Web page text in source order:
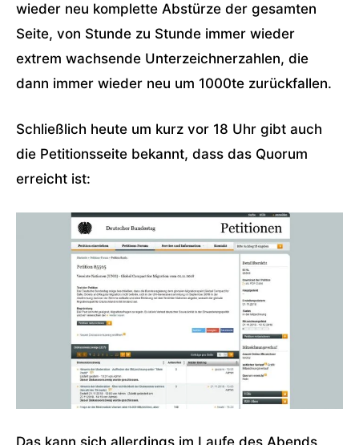
wieder neu komplette Abstürze der gesamten
Seite, von Stunde zu Stunde immer wieder
extrem wachsende Unterzeichnerzahlen, die
dann immer wieder neu um 1000te zurückfallen.
Schließlich heute um kurz vor 18 Uhr gibt auch
die Petitionsseite bekannt, dass das Quorum
erreicht ist:
Das kann sich allerdings im Laufe des Abends